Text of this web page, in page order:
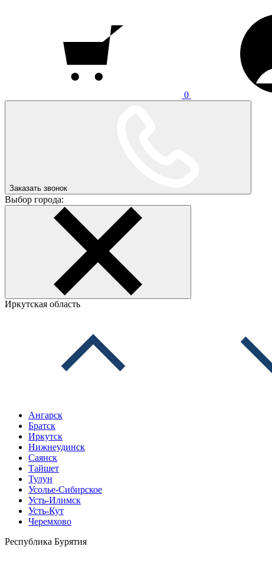
0
Заказать звонок
Выбор города:
Иркутская область
Ангарск
Братск
Иркутск
Нижнеудинск
Саянск
Тайшет
Тулун
Усолье-Сибирское
Усть-Илимск
Усть-Кут
Черемхово
Республика Бурятия